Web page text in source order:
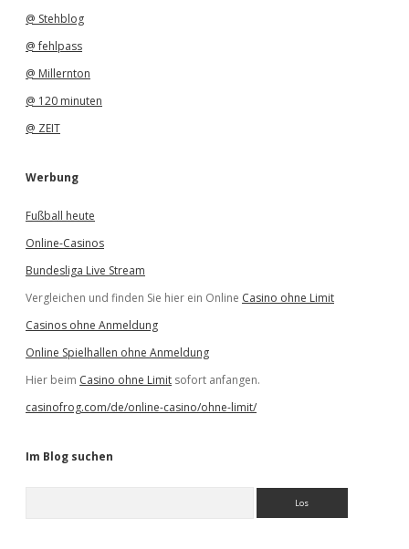
@ Stehblog
@ fehlpass
@ Millernton
@ 120 minuten
@ ZEIT
Werbung
Fußball heute
Online-Casinos
Bundesliga Live Stream
Vergleichen und finden Sie hier ein Online Casino ohne Limit
Casinos ohne Anmeldung
Online Spielhallen ohne Anmeldung
Hier beim Casino ohne Limit sofort anfangen.
casinofrog.com/de/online-casino/ohne-limit/
Im Blog suchen